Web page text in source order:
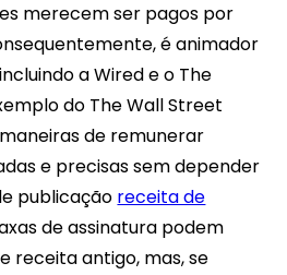
merecem ser pagos por
é animador
a Wired e o The
do The Wall Street
de remunerar
e precisas sem depender
publicação receita de
de assinatura podem
receita antigo, mas, se